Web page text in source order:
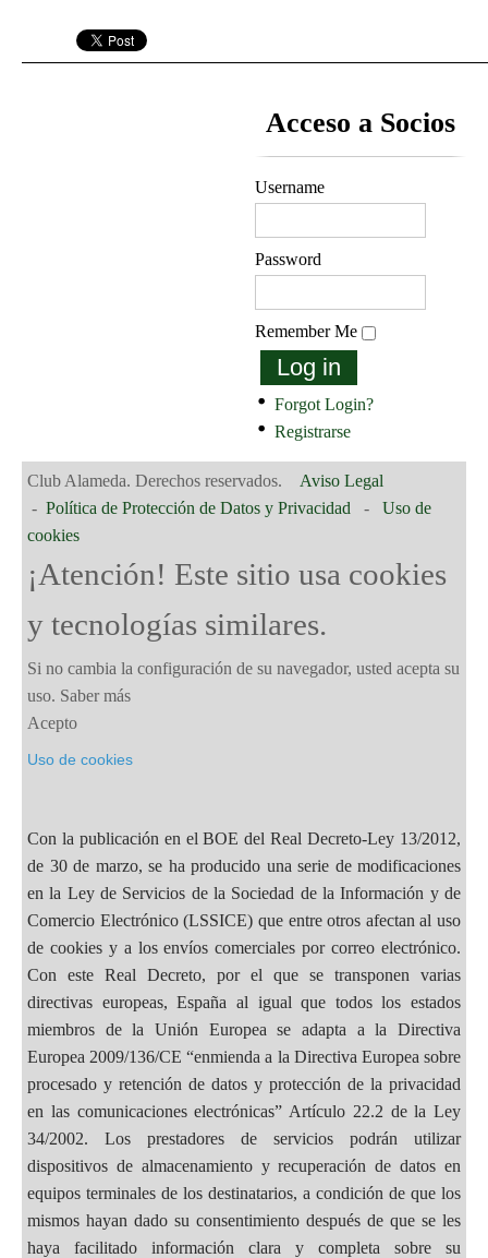
Acceso a Socios
Username
Password
Remember Me
Log in
Forgot Login?
Registrarse
Club Alameda. Derechos reservados. Aviso Legal
- Política de Protección de Datos y Privacidad - Uso de
cookies
¡Atención! Este sitio usa cookies
y tecnologías similares.
Si no cambia la configuración de su navegador, usted acepta su
uso. Saber más
Acepto
Uso de cookies
Con la publicación en el BOE del Real Decreto-Ley 13/2012,
de 30 de marzo, se ha producido una serie de modificaciones
en la Ley de Servicios de la Sociedad de la Información y de
Comercio Electrónico (LSSICE) que entre otros afectan al uso
de cookies y a los envíos comerciales por correo electrónico.
Con este Real Decreto, por el que se transponen varias
directivas europeas, España al igual que todos los estados
miembros de la Unión Europea se adapta a la Directiva
Europea 2009/136/CE “enmienda a la Directiva Europea sobre
procesado y retención de datos y protección de la privacidad
en las comunicaciones electrónicas” Artículo 22.2 de la Ley
34/2002. Los prestadores de servicios podrán utilizar
dispositivos de almacenamiento y recuperación de datos en
equipos terminales de los destinatarios, a condición de que los
mismos hayan dado su consentimiento después de que se les
haya facilitado información clara y completa sobre su